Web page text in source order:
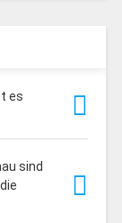
es
sind